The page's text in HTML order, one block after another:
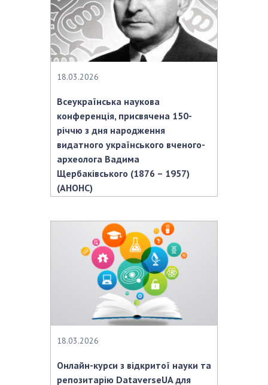
18.03.2026
Всеукраїнська наукова
конференція, присвячена 150-
річчю з дня народження
видатного українського вченого-
археолога Вадима
Щербаківського (1876 – 1957)
(АНОНС)
18.03.2026
Онлайн-курси з відкритої науки та
репозитарію DataverseUA для